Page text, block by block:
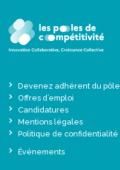
Devenez adhérent du pôle
Offres d’emploi
Candidatures
Mentions légales
Politique de confidentialité
Événements